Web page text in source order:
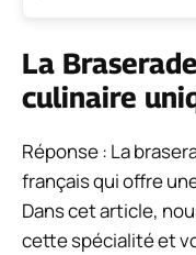
La
culinaire
Réponse : La
français qui offre
Dans cet article,
cette spécialité et